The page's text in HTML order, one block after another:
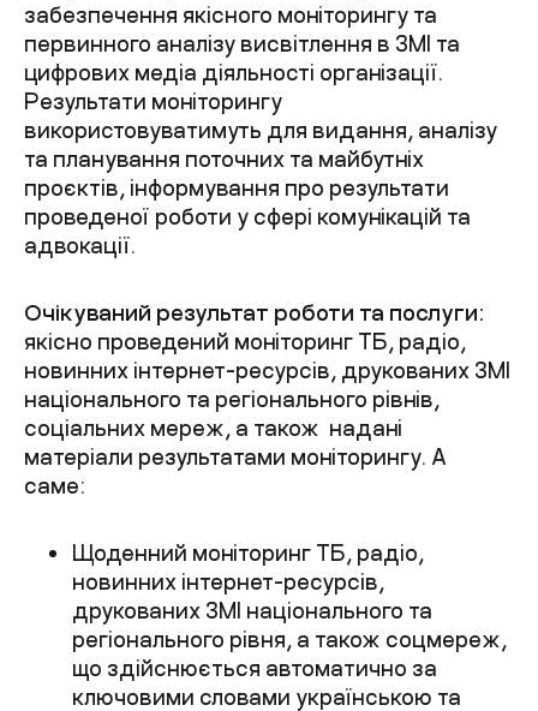
забезпечення якісного моніторингу та
первинного аналізу висвітлення в ЗМІ та
цифрових медіа діяльності організації.
Результати моніторингу
використовуватимуть для видання, аналізу
та планування поточних та майбутніх
проєктів, інформування про результати
проведеної роботи у сфері комунікацій та
адвокації.
Очікуваний результат роботи та послуги:
якісно проведений моніторинг ТБ, радіо,
новинних інтернет-ресурсів, друкованих ЗМІ
національного та регіонального рівнів,
соціальних мереж, а також надані
матеріали результатами моніторингу. А
саме:
Щоденний моніторинг ТБ, радіо,
новинних інтернет-ресурсів,
друкованих ЗМІ національного та
регіонального рівня, а також соцмереж,
що здійснюється автоматично за
ключовими словами українською та